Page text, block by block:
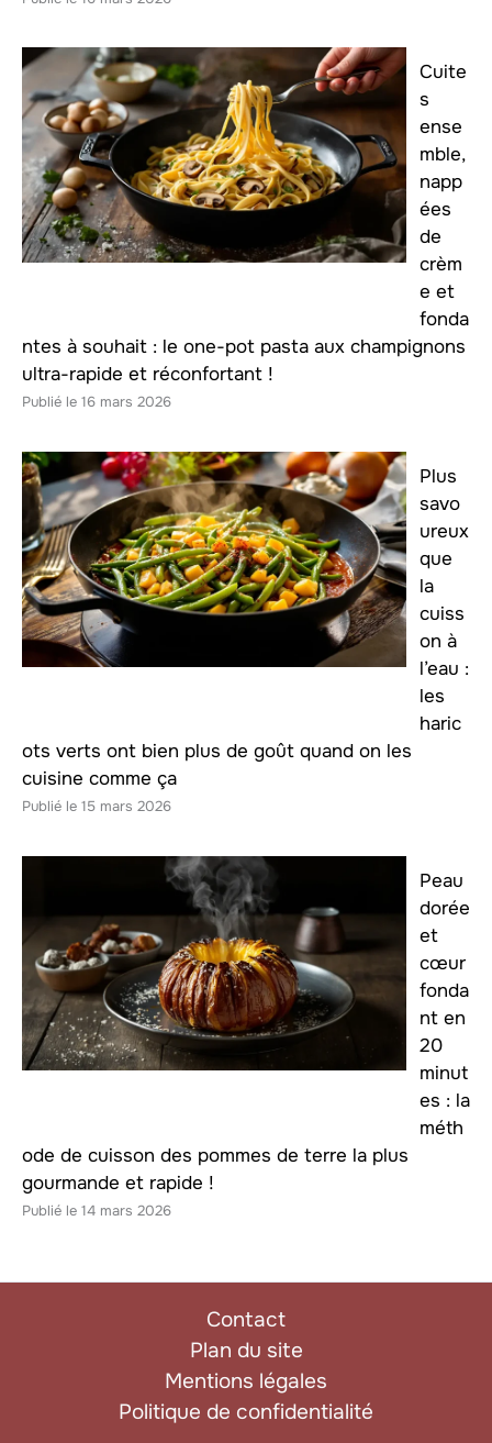
Cuite
s
ense
mble,
napp
ées
de
crèm
e et
fonda
ntes à souhait : le one-pot pasta aux champignons
ultra-rapide et réconfortant !
16 mars 2026
Plus
savo
ureux
que
la
cuiss
on à
l’eau :
les
haric
ots verts ont bien plus de goût quand on les
cuisine comme ça
15 mars 2026
Peau
dorée
et
cœur
fonda
nt en
20
minut
es : la
méth
ode de cuisson des pommes de terre la plus
gourmande et rapide !
14 mars 2026
Contact
Plan du site
Mentions légales
Politique de confidentialité